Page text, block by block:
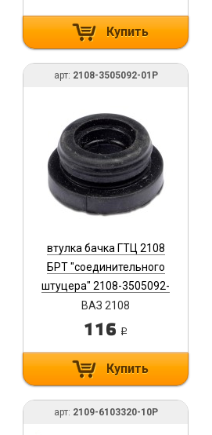
Купить
арт: 2108-3505092-01Р
втулка бачка ГТЦ 2108
БРТ "соединительного
штуцера" 2108-3505092-
01Р
ВАЗ 2108
116 i
Купить
арт: 2109-6103320-10Р